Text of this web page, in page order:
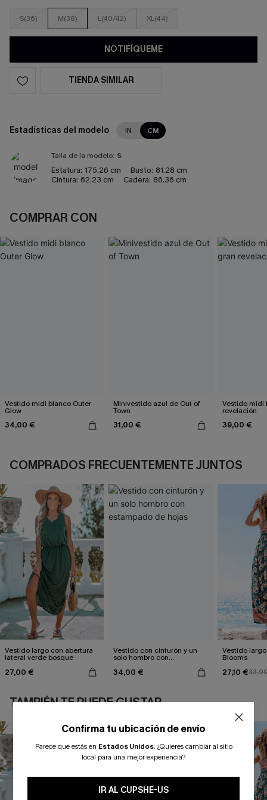
S(36) M(38) L(40/42) XL(44)
NOTIFÍQUEME
TIENDA SIMILAR
Estadísticas del modelo IN CM
Talla de la modelo: S
Estatura: 175.26 cm Busto: 81.28 cm
Cintura: 62.23 cm Cadera: 86.36 cm
COMPRAR CON
Vestido midi blanco Outer
Glow
34,00 €
Minivestido azul de Out of
Town
31,00 €
Vestido midi
revelación
39,00 €
COMPRADOS FRECUENTEMENTE JUNTOS
Vestido largo con abertura
lateral verde bosque
27,00 €
Vestido con cinturón y un
solo hombro con
34,00 €
Vestido
Blooms
27,10 €
TAMBIÉN TE PUEDE GUSTAR
Confirma tu ubicación de envío
Parece que estás en Estados Unidos. ¿Quieres cambiar al sitio
local para una mejor experiencia?
IR AL CUPSHE-US